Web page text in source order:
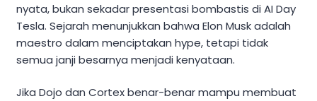
nyata, bukan sekadar presentasi bombastis di AI Day
Tesla. Sejarah menunjukkan bahwa Elon Musk adalah
maestro dalam menciptakan hype, tetapi tidak
semua janji besarnya menjadi kenyataan.
Jika Dojo dan Cortex benar-benar mampu membuat